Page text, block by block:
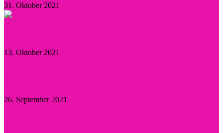
31. Oktober 2021
13. Oktober 2021
26. September 2021